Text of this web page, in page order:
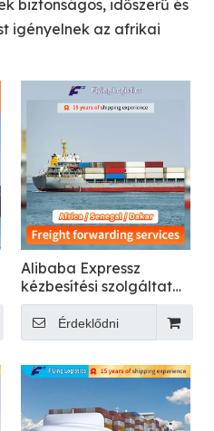
biztonságos, időszerű és
igényelnek az afrikai
Alibaba Expressz
kézbesítési szolgáltatás
légi/tengeri/óceáni
rakomány/fuvarozás/
konténerrel LCL
Kínából Afrikába,
Fast DDP Logistics
Érdeklődni